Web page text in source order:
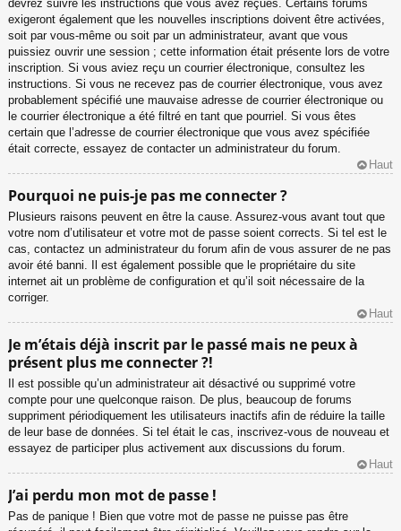
devrez suivre les instructions que vous avez reçues. Certains forums
exigeront également que les nouvelles inscriptions doivent être activées,
soit par vous-même ou soit par un administrateur, avant que vous
puissiez ouvrir une session ; cette information était présente lors de votre
inscription. Si vous aviez reçu un courrier électronique, consultez les
instructions. Si vous ne recevez pas de courrier électronique, vous avez
probablement spécifié une mauvaise adresse de courrier électronique ou
le courrier électronique a été filtré en tant que pourriel. Si vous êtes
certain que l’adresse de courrier électronique que vous avez spécifiée
était correcte, essayez de contacter un administrateur du forum.
Haut
Pourquoi ne puis-je pas me connecter ?
Plusieurs raisons peuvent en être la cause. Assurez-vous avant tout que
votre nom d’utilisateur et votre mot de passe soient corrects. Si tel est le
cas, contactez un administrateur du forum afin de vous assurer de ne pas
avoir été banni. Il est également possible que le propriétaire du site
internet ait un problème de configuration et qu’il soit nécessaire de la
corriger.
Haut
Je m’étais déjà inscrit par le passé mais ne peux à
présent plus me connecter ?!
Il est possible qu’un administrateur ait désactivé ou supprimé votre
compte pour une quelconque raison. De plus, beaucoup de forums
suppriment périodiquement les utilisateurs inactifs afin de réduire la taille
de leur base de données. Si tel était le cas, inscrivez-vous de nouveau et
essayez de participer plus activement aux discussions du forum.
Haut
J’ai perdu mon mot de passe !
Pas de panique ! Bien que votre mot de passe ne puisse pas être